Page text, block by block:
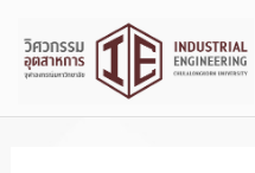
content